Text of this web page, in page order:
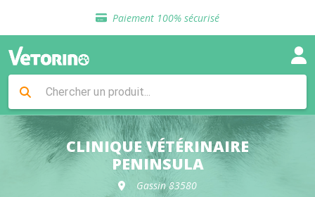
Paiement 100% sécurisé
Livraison gratuite en clinique vétérinaire
Sélection de croquettes vétérinaire
Livraison gratuite en clinique vétérinaire
Retour gratuit en clinique
Sélection de croquettes vétérinaire
CLINIQUE VÉTÉRINAIRE
PENINSULA
Gassin 83580